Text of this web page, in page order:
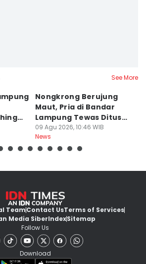
See More
Nongkrong Berujung
Maut, Pria di Bandar
Lampung Tewas Ditusuk
Teman
09 Agu 2026, 10:46 WIB
News
TeamContact UsTerms of Services
Media SiberIndexSitemap
Follow Us
Download